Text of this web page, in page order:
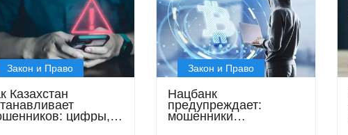
Закон и Право
Казахстан
цифры,
Закон и Право
Нацбанк
предупреждает:
мошенники